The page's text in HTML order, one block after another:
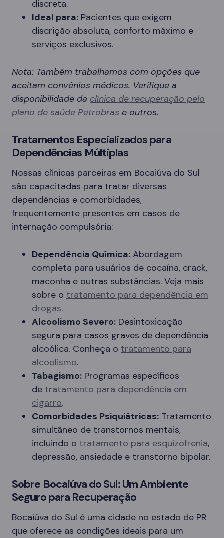
discreta.
Ideal para: Pacientes que exigem
discrição absoluta, conforto máximo e
serviços exclusivos.
Nota: Também trabalhamos com opções que
aceitam convênios médicos. Verifique a
disponibilidade da clínica de recuperação pelo
plano de saúde Petrobras e outros.
Tratamentos Especializados para
Dependências Múltiplas
Nossas clínicas parceiras em Bocaiúva do Sul
são capacitadas para tratar diversas
dependências e comorbidades,
frequentemente presentes em casos de
internação compulsória:
Dependência Química: Abordagem
completa para usuários de cocaína, crack,
maconha e outras substâncias. Veja mais
sobre o tratamento para dependência em
drogas.
Alcoolismo Severo: Desintoxicação
segura para casos graves de dependência
alcoólica. Conheça o tratamento para
alcoolismo.
Tabagismo: Programas específicos
de tratamento para dependência em
cigarro.
Comorbidades Psiquiátricas: Tratamento
simultâneo de transtornos mentais,
incluindo o tratamento para esquizofrenia,
depressão, ansiedade e transtorno bipolar.
Sobre Bocaiúva do Sul: Um Ambiente
Seguro para Recuperação
Bocaiúva do Sul é uma cidade no estado de PR
que oferece as condições ideais para um